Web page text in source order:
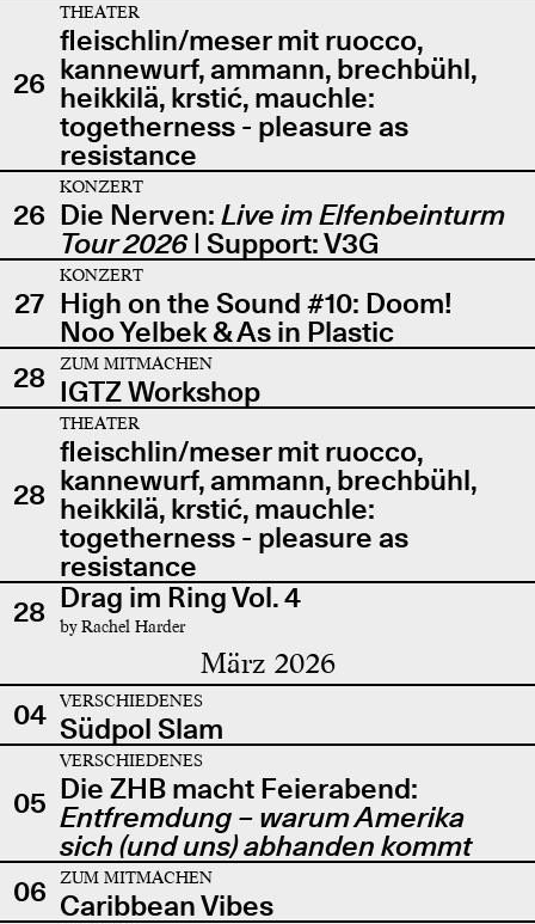
26
THEATER
fleischlin/meser mit ruocco,
kannewurf, ammann, brechbühl,
heikkilä, krstić, mauchle:
togetherness - pleasure as
resistance
26
KONZERT
Die Nerven: Live im Elfenbeinturm
Tour 2026| Support: V3G
27
KONZERT
High on the Sound #10: Doom!
Noo Yelbek & As in Plastic
28
ZUM MITMACHEN
IGTZ Workshop
28
THEATER
fleischlin/meser mit ruocco,
kannewurf, ammann, brechbühl,
heikkilä, krstić, mauchle:
togetherness - pleasure as
resistance
28 Drag im Ring Vol. 4
by Rachel Harder
März 2026
04 VERSCHIEDENES
Südpol Slam
05
VERSCHIEDENES
Die ZHB macht Feierabend:
Entfremdung – warum Amerika
sich (und uns) abhanden kommt
06
ZUM MITMACHEN
Caribbean Vibes